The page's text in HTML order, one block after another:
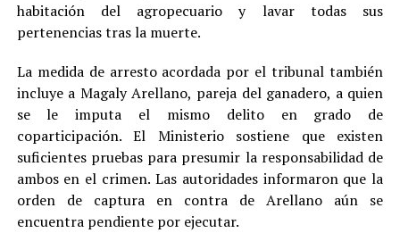
habitación del agropecuario y lavar todas sus
pertenencias tras la muerte.
La medida de arresto acordada por el tribunal también
incluye a Magaly Arellano, pareja del ganadero, a quien
se le imputa el mismo delito en grado de
coparticipación. El Ministerio sostiene que existen
suficientes pruebas para presumir la responsabilidad de
ambos en el crimen. Las autoridades informaron que la
orden de captura en contra de Arellano aún se
encuentra pendiente por ejecutar.